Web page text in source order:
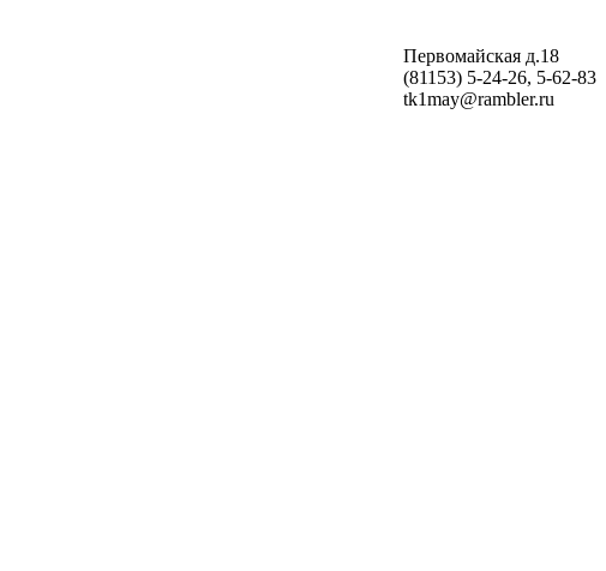
Первомайская д.18
(81153) 5-24-26, 5-62-83
tk1may@rambler.ru